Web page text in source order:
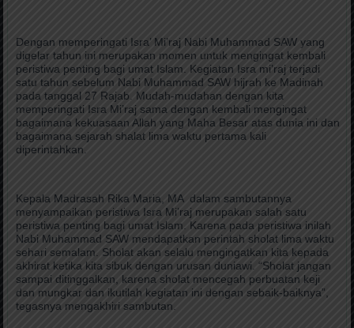
Dengan memperingati Isra’ Mi’raj Nabi Muhammad SAW yang
digelar tahun ini merupakan momen untuk mengingat kembali
peristiwa penting bagi umat Islam. Kegiatan Isra mi’raj terjadi
satu tahun sebelum Nabi Muhammad SAW hijrah ke Madinah
pada tanggal 27 Rajab. Mudah-mudahan dengan kita
memperingati Isra Mi’raj sama dengan kembali mengingat
bagaimana kekuasaan Allah yang Maha Besar atas dunia ini dan
bagaimana sejarah shalat lima waktu pertama kali
diperintahkan.
Kepala Madrasah Rika Maria, MA dalam sambutannya
menyampaikan peristiwa Isra Mi’raj merupakan salah satu
peristiwa penting bagi umat Islam. Karena pada peristiwa inilah
Nabi Muhammad SAW mendapatkan perintah sholat lima waktu
sehari semalam. Sholat akan selalu mengingatkan kita kepada
akhirat ketika kita sibuk dengan urusan duniawi. “Sholat jangan
sampai ditinggalkan, karena sholat mencegah perbuatan keji
dan mungkar dan ikutilah kegiatan ini dengan sebaik-baiknya”,
tegasnya mengakhiri sambutan.